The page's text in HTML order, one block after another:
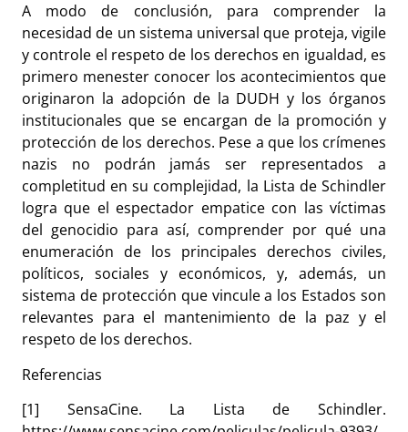
A modo de conclusión, para comprender la
necesidad de un sistema universal que proteja, vigile
y controle el respeto de los derechos en igualdad, es
primero menester conocer los acontecimientos que
originaron la adopción de la DUDH y los órganos
institucionales que se encargan de la promoción y
protección de los derechos. Pese a que los crímenes
nazis no podrán jamás ser representados a
completitud en su complejidad, la Lista de Schindler
logra que el espectador empatice con las víctimas
del genocidio para así, comprender por qué una
enumeración de los principales derechos civiles,
políticos, sociales y económicos, y, además, un
sistema de protección que vincule a los Estados son
relevantes para el mantenimiento de la paz y el
respeto de los derechos.
Referencias
[1] SensaCine. La Lista de Schindler.